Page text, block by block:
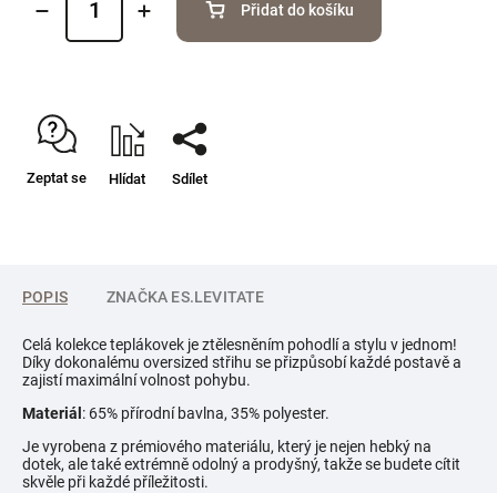
Přidat do košíku
Zeptat se Hlídat Sdílet
POPIS ZNAČKA ES.LEVITATE
Celá kolekce teplákovek je ztělesněním pohodlí a stylu v jednom!
Díky dokonalému oversized střihu se přizpůsobí každé postavě a
zajistí maximální volnost pohybu.
Materiál : 65% přírodní bavlna, 35% polyester.
Je vyrobena z prémiového materiálu, který je nejen hebký na
dotek, ale také extrémně odolný a prodyšný, takže se budete cítit
skvěle při každé příležitosti.